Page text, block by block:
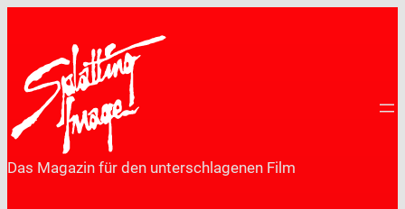
springen
Das Magazin für den unterschlagenen Film